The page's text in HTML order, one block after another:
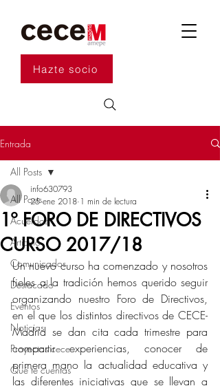
Hazte socio
Entrada
All Posts
Acuerdos
Artículo
Comunicados
Destacado
Eventos
Noticias
Proyectos cece
Qué te cuentas
All Posts
1º FORO DE DIRECTIVOS
CURSO 2017/18
info630793
25 ene 2018 1 min de lectura
Un nuevo curso ha comenzado y nosotros
fieles a la tradición hemos querido seguir
organizando nuestro Foro de Directivos,
en el que los distintos directivos de CECE-
Madrid se dan cita cada trimestre para
compartir experiencias, conocer de
primera mano la actualidad educativa y
las diferentes iniciativas que se llevan a